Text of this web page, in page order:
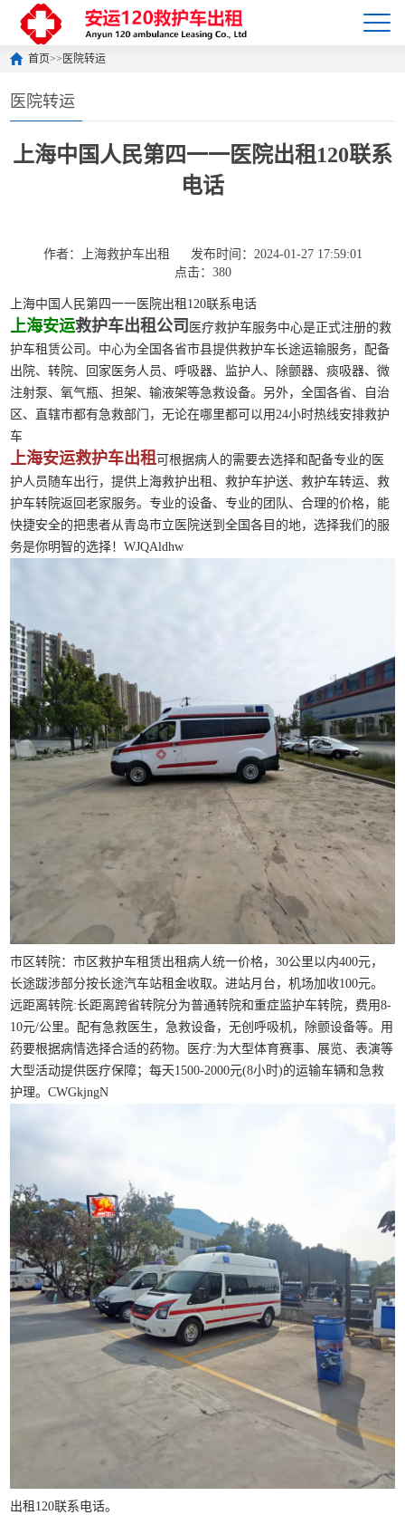
首页>> 医院转运
医院转运
上海中国人民第四一一医院出租120联系
电话
作者：上海救护车出租
发布时间：2024-01-27 17:59:01
点击：380
上海中国人民第四一一医院出租120联系电话
上海安运救护车出租公司 医疗救护车服务中心是正式注册的救
护车租赁公司。中心为全国各省市县提供救护车长途运输服务，配备
出院、转院、回家医务人员、呼吸器、监护人、除颤器、痰吸器、微
注射泵、氧气瓶、担架、输液架等急救设备。另外，全国各省、自治
区、直辖市都有急救部门，无论在哪里都可以用24小时热线安排救护
车
上海安运救护车出租可根据病人的需要去选择和配备专业的医
护人员随车出行，提供上海救护出租、救护车护送、救护车转运、救
护车转院返回老家服务。专业的设备、专业的团队、合理的价格，能
快捷安全的把患者从青岛市立医院送到全国各目的地，选择我们的服
务是你明智的选择！WJQAldhw
市区转院：市区救护车租赁出租病人统一价格，30公里以内400元，
长途跋涉部分按长途汽车站租金收取。进站月台，机场加收100元。
远距离转院:长距离跨省转院分为普通转院和重症监护车转院，费用8-
10元/公里。配有急救医生，急救设备，无创呼吸机，除颤设备等。用
药要根据病情选择合适的药物。医疗:为大型体育赛事、展览、表演等
大型活动提供医疗保障；每天1500-2000元(8小时)的运输车辆和急救
护理。CWGkjngN
出租120联系电话。